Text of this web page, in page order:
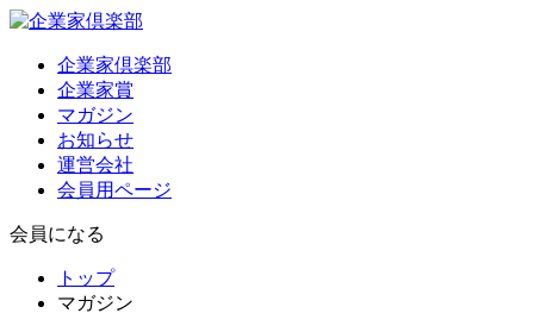
企業家倶楽部
企業家賞
マガジン
お知らせ
運営会社
会員用ページ
会員になる
トップ
マガジン